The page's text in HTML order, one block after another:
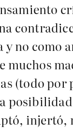
no como
(todo por
injertó,